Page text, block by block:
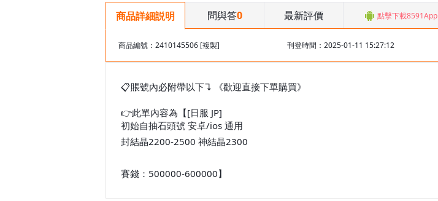
商品詳細説明 問與答0 最新評價 點擊下載8591App
商品編號：2410145506 [複製] 刊登時間：2025-01-11 15:27:12
📋賬號內必附帶以下↴ 《歡迎直接下單購買》
👉此單內容為【[日服 JP]
初始自抽石頭號 安卓/ios 通用
封結晶2200-2500 神結晶2300
賽錢：500000-600000】